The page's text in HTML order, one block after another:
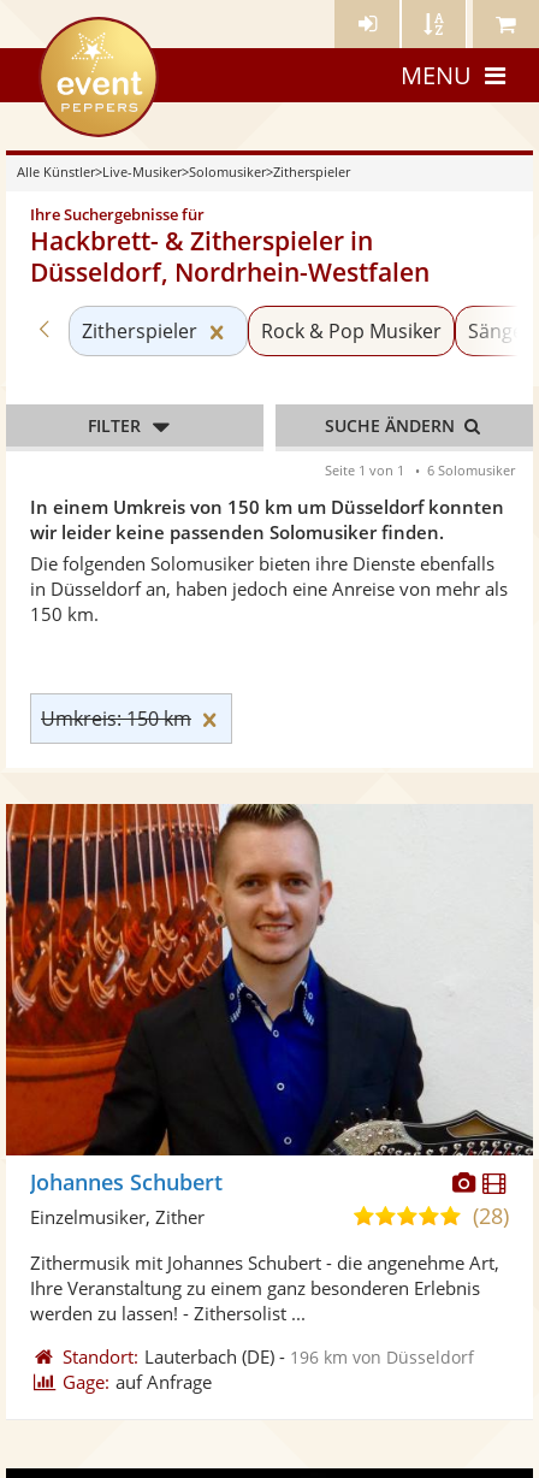
Künstler- Künstler Meine
eventpeppers
MENU
Alle Künstler>Live-Musiker>Solomusiker>Zitherspieler
Ihre Suchergebnisse für
Hackbrett- & Zitherspieler in
Düsseldorf, Nordrhein-Westfalen
In einem Umkreis von 150 km um Düsseldorf konnten
wir leider keine passenden Solomusiker finden.
Die folgenden Solomusiker bieten ihre Dienste ebenfalls
in Düsseldorf an, haben jedoch eine Anreise von mehr als
150 km.
Zurück zu «Solomusiker»
Zitherspieler Kategorie «Zitherspieler»
Rock & Pop Musiker
Umkreis: 150 km
FILTER SUCHE ÄNDERN
Seite 1 von 1 6 Solomusiker
Fotos
Johannes Schubert
5,0
5
(28)
Einzelmusiker, Zither
Zithermusik mit Johannes Schubert - die angenehme Art,
Ihre Veranstaltung zu einem ganz besonderen Erlebnis
werden zu lassen! - Zithersolist ...
Standort: Lauterbach (DE) - 196 km von Düsseldorf
Gage: auf Anfrage